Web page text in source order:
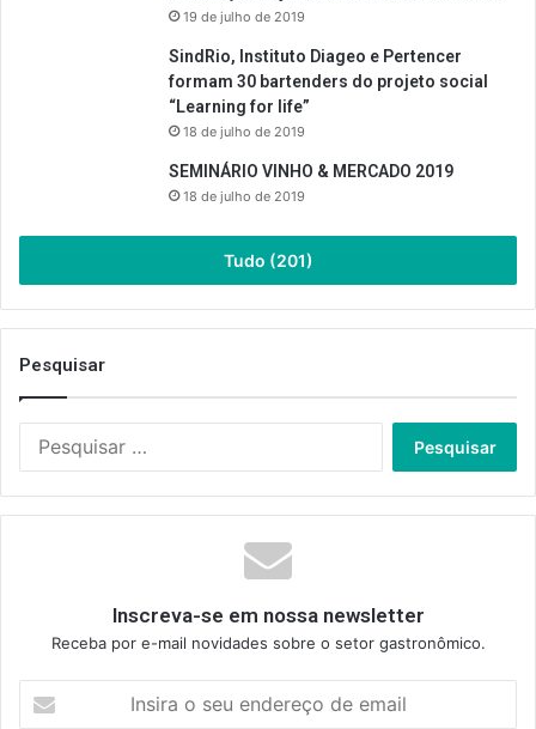
19 de julho de 2019
SindRio, Instituto Diageo e Pertencer
formam 30 bartenders do projeto social
“Learning for life”
18 de julho de 2019
SEMINÁRIO VINHO & MERCADO 2019
18 de julho de 2019
Tudo (201)
Pesquisar
Inscreva-se em nossa newsletter
Receba por e-mail novidades sobre o setor gastronômico.